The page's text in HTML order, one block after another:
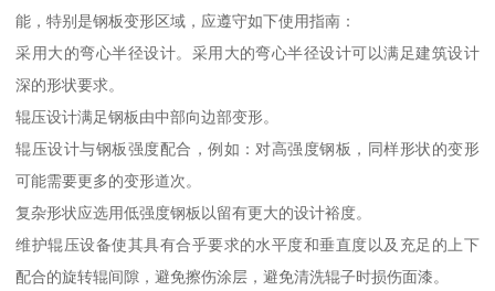
能，特别是钢板变形区域，应遵守如下使用指南：
采用大的弯心半径设计。采用大的弯心半径设计可以满足建筑设计
深的形状要求。
辊压设计满足钢板由中部向边部变形。
辊压设计与钢板强度配合，例如：对高强度钢板，同样形状的变形
可能需要更多的变形道次。
复杂形状应选用低强度钢板以留有更大的设计裕度。
维护辊压设备使其具有合乎要求的水平度和垂直度以及充足的上下
配合的旋转辊间隙，避免擦伤涂层，避免清洗辊子时损伤面漆。